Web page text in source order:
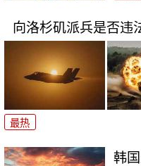
向洛杉矶派兵是否违
最热
韩